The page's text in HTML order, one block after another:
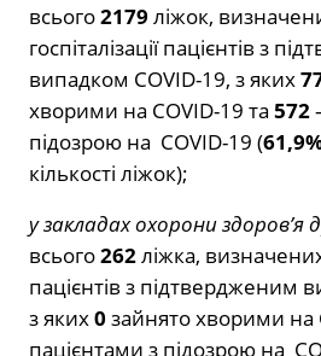
всього2179 ліжок,
госпіталізації пацієнтів з
випадком COVID-19, з яких
хворими на COVID-19 та 572
підозрою на COVID-19 (
кількості ліжок);
у закладах охорони здоров’я
всього262ліжка, визначених
пацієнтів з підтвердженим
з яких0 зайнято хворими на
пацієнтами з підозрою на